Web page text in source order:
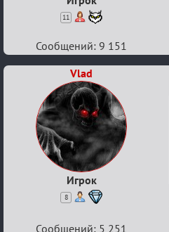
11
Сообщений: 9 151
Vlad
Игрок
8
Сообщений: 5 251